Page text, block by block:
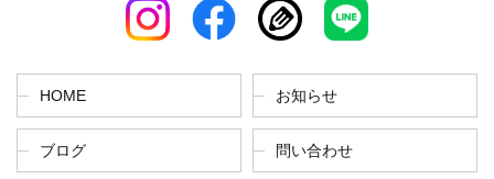
HOME お知らせ
ブログ 問い合わせ